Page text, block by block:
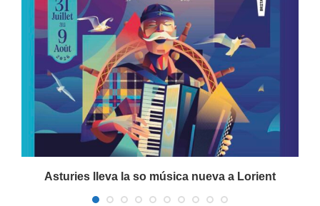
Asturies lleva la so música nueva a Lorient